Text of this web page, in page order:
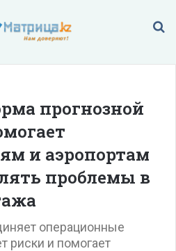
прогнозной
и аэропортам
проблемы в
операционные
риски и помогает